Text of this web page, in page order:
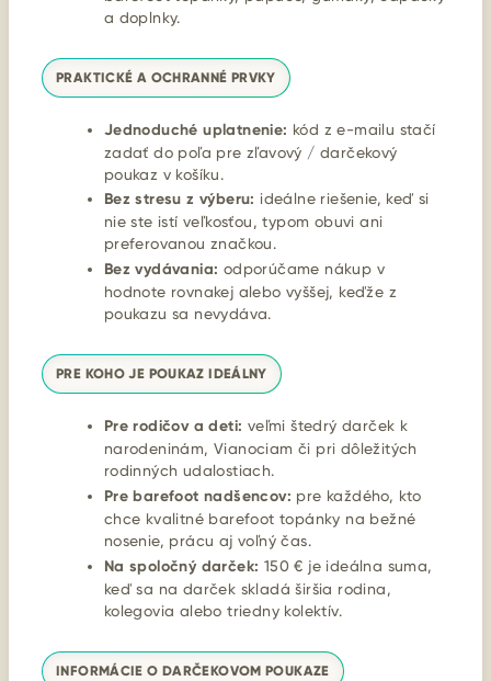
a doplnky.
PRAKTICKÉ A OCHRANNÉ PRVKY
Jednoduché uplatnenie: kód z e-mailu stačí
zadať do poľa pre zľavový / darčekový
poukaz v košíku.
Bez stresu z výberu: ideálne riešenie, keď si
nie ste istí veľkosťou, typom obuvi ani
preferovanou značkou.
Bez vydávania: odporúčame nákup v
hodnote rovnakej alebo vyššej, keďže z
poukazu sa nevydáva.
PRE KOHO JE POUKAZ IDEÁLNY
Pre rodičov a deti: veľmi štedrý darček k
narodeninám, Vianociam či pri dôležitých
rodinných udalostiach.
Pre barefoot nadšencov: pre každého, kto
chce kvalitné barefoot topánky na bežné
nosenie, prácu aj voľný čas.
Na spoločný darček: 150 € je ideálna suma,
keď sa na darček skladá širšia rodina,
kolegovia alebo triedny kolektív.
INFORMÁCIE O DARČEKOVOM POUKAZE